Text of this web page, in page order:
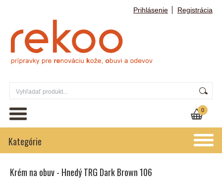
Prihlásenie Registrácia
0
Kategórie
Krém na obuv - Hnedý TRG Dark Brown 106